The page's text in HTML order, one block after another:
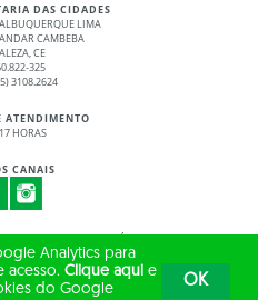
DAS CIDADES
LIMA
CAMBEBA
CE
325
3108.2624
ATENDIMENTO
HORAS
CANAIS
DO ESTADO DO CEARÁ
RESERVADOS
Analytics para
acesso. Clique aqui e
do Google
OK